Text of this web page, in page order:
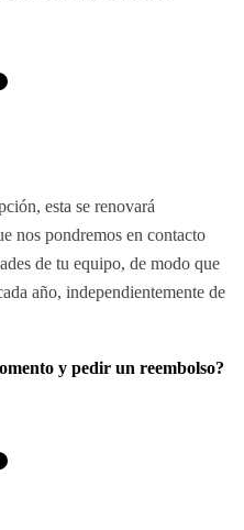
esta se renovará
nos pondremos en contacto
de tu equipo, de modo que
año, independientemente de
y pedir un reembolso?